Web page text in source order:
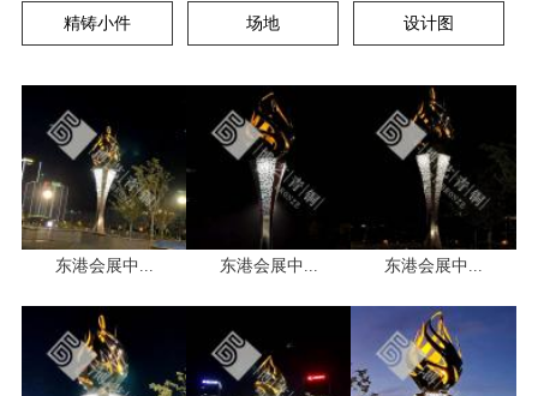
1 2
精铸小件 场地 设计图
东港会展中... 东港会展中... 东港会展中...